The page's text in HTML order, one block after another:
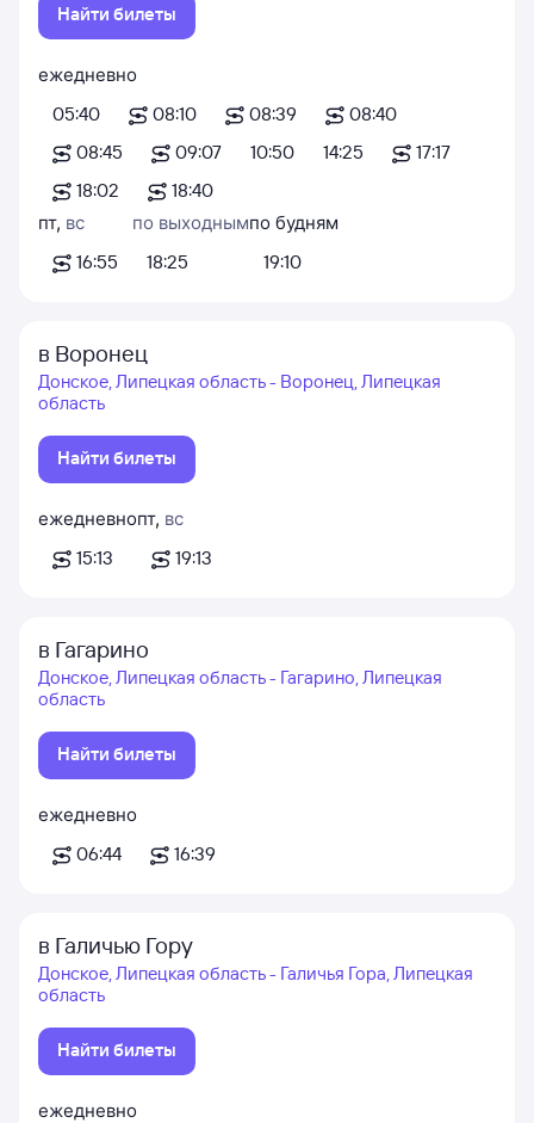
Найти билеты
ежедневно
05:40
08:10 08:39
08:40
08:45
09:07 10:50 14:25
17:17
18:02
18:40
пт, вс
16:55
по выходным
18:25
по будням
19:10
в Воронец
Донское, Липецкая область - Воронец, Липецкая
область
Найти билеты
ежедневно
15:13
пт, вс
19:13
в Гагарино
Донское, Липецкая область - Гагарино, Липецкая
область
Найти билеты
ежедневно
06:44
16:39
в Галичью Гору
Донское, Липецкая область - Галичья Гора, Липецкая
область
Найти билеты
ежедневно